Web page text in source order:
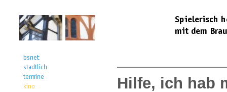
Hilfe, ich hab